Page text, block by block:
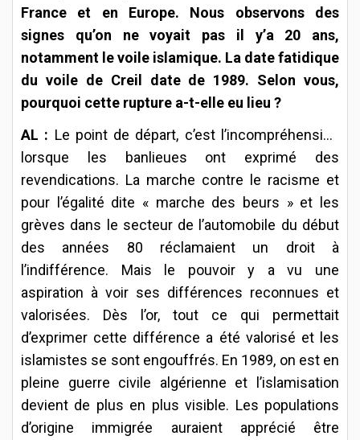
France et en Europe. Nous observons des
signes qu’on ne voyait pas il y’a 20 ans,
notamment le voile islamique. La date fatidique
du voile de Creil date de 1989. Selon vous,
pourquoi cette rupture a-t-elle eu lieu ?
AL : Le point de départ, c’est l’incompréhension
lorsque les banlieues ont exprimé des
revendications. La marche contre le racisme et
pour l’égalité dite « marche des beurs » et les
grèves dans le secteur de l’automobile du début
des années 80 réclamaient un droit à
l’indifférence. Mais le pouvoir y a vu une
aspiration à voir ses différences reconnues et
valorisées. Dès l’or, tout ce qui permettait
d’exprimer cette différence a été valorisé et les
islamistes se sont engouffrés. En 1989, on est en
pleine guerre civile algérienne et l’islamisation
devient de plus en plus visible. Les populations
d’origine immigrée auraient apprécié être